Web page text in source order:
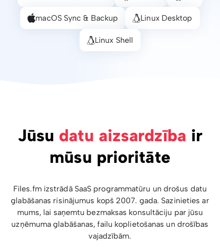
macOS Sync & Backup Linux Desktop
Linux Shell
Jūsu datu aizsardzība ir
mūsu prioritāte
Files.fm izstrādā SaaS programmatūru un drošus datu
glabāšanas risinājumus kopš 2007. gada. Sazinieties ar
mums, lai saņemtu bezmaksas konsultāciju par jūsu
uzņēmuma glabāšanas, failu koplietošanas un drošības
vajadzībām.